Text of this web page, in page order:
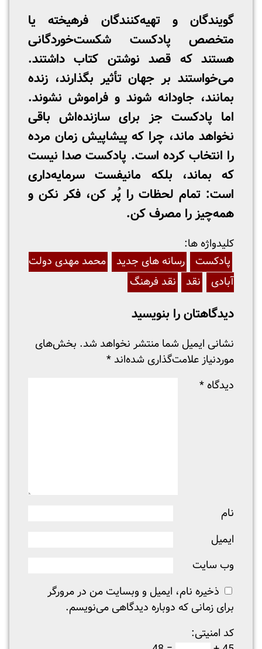
گویندگان و تهیه‌کنندگان فرهیخته یا
متخصص پادکست شکست‌خوردگانی
هستند که قصد نوشتن کتاب داشتند.
می‌خواستند بر جهان تأثیر بگذارند، زنده
بمانند، جاودانه شوند و فراموش نشوند.
اما پادکست جز برای سازنده‌اش باقی
نخواهد ماند، چرا که پیشاپیش زمان مرده
را انتخاب کرده است. پادکست صدا نیست
که بماند، بلکه مانیفست سرمایه‌داری
است: تمام لحظات را پُر کن، فکر نکن و
همه‌چیز را مصرف کن.
:کلیدواژه ها
پادکست
رسانه های جدید
محمد مهدی دولت
آبادی
نقد نقد فرهنگ
دیدگاهتان را بنویسید
نشانی ایمیل شما منتشر نخواهد شد. بخش‌های
موردنیاز علامت‌گذاری شده‌اند *
دیدگاه *
نام
ایمیل
وب‌ سایت
ذخیره نام، ایمیل و وبسایت من در مرورگر
برای زمانی که دوباره دیدگاهی می‌نویسم.
کد امنیتی: